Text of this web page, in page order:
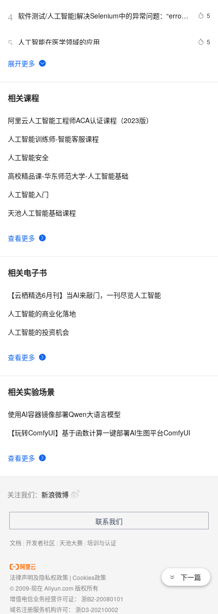
4 软件测试/人工智能|解决Selenium中的异常问题：“error
5
5 人工智能在医学领域的应用 5
6
538个代码示例！麻省理工教授的Python程序设计+人工
7 赋予机器可媲美人类的视觉，或是人工智能的发展趋势
8 探索人工智能的伦理困境：我们如何确保AI的道德发展？
10朱啸虎：教育、企业应用和人工智能是资本寒冬的“吉祥
相关课程
查看更多
阿里云人工智能工程师ACA认证课程（2023版）
人工智能训练师-智能客服课程
人工智能安全
高校精品课-华东师范大学-人工智能基础
人工智能入门
天池人工智能基础课程
相关电子书
查看更多
【云栖精选6月刊】当AI来敲门，一刊尽览人工智能
人工智能的商业化落地
人工智能的投资机会
相关实验场景
查看更多
使用AI容器镜像部署Qwen大语言模型
【玩转ComfyUI】基于函数计算一键部署AI生图平台ComfyUI
下一篇
关注我们： 新浪微博
联系我们
文档 | 开发者社区 | 天池大赛 | 培训与认证
法律声明及隐私权政策 | Cookies政策
© 2009-现在 Aliyun.com 版权所有
增值电信业务经营许可证： 浙B2-20080101
域名注册服务机构许可： 浙D3-20210002